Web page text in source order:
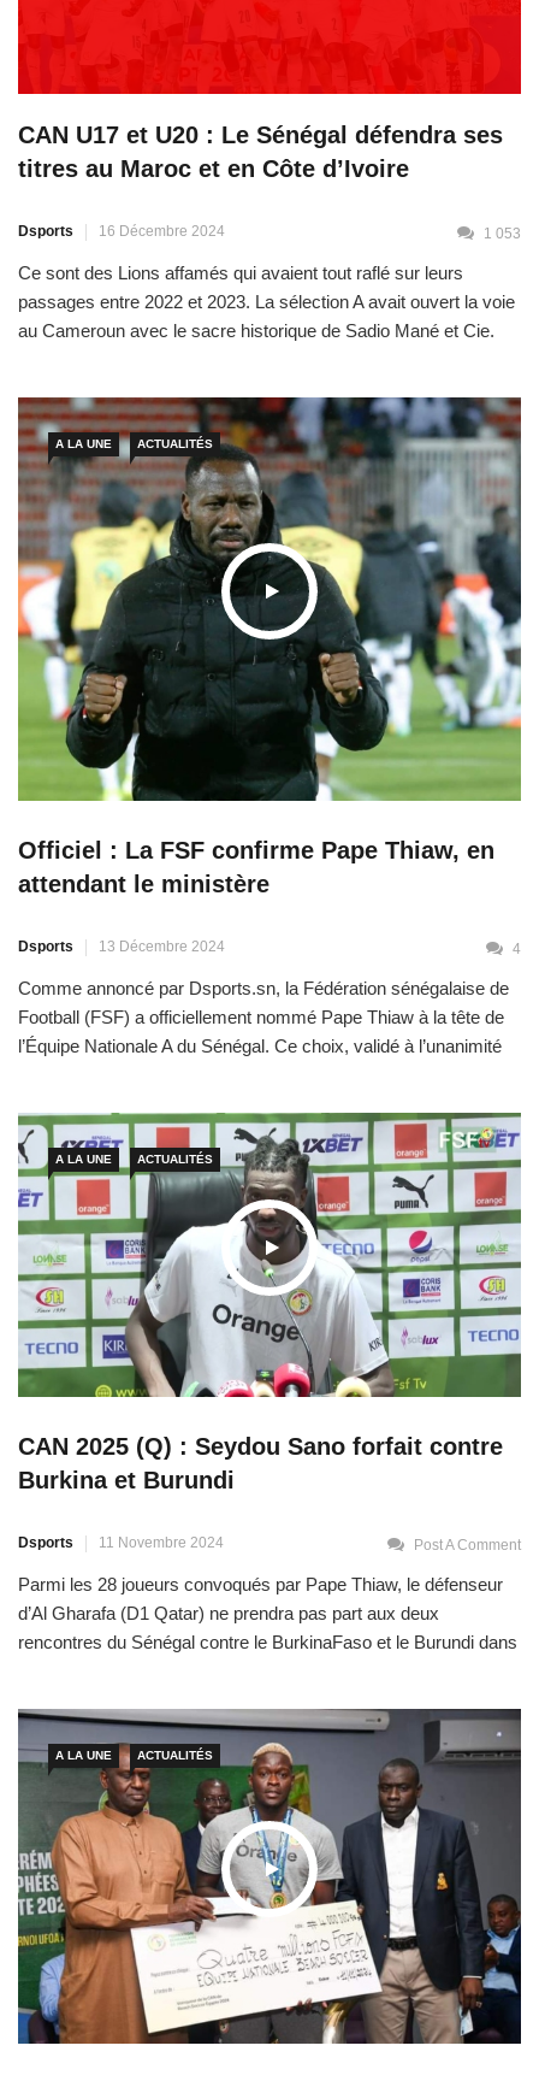
CAN U17 et U20 : Le Sénégal défendra ses
titres au Maroc et en Côte d’Ivoire
Dsports 16 Décembre 2024 1 053
Ce sont des Lions affamés qui avaient tout raflé sur leurs
passages entre 2022 et 2023. La sélection A avait ouvert la voie
au Cameroun avec le sacre historique de Sadio Mané et Cie.
A LA UNE ACTUALITÉS
Officiel : La FSF confirme Pape Thiaw, en
attendant le ministère
Dsports 13 Décembre 2024 4
Comme annoncé par Dsports.sn, la Fédération sénégalaise de
Football (FSF) a officiellement nommé Pape Thiaw à la tête de
l’Équipe Nationale A du Sénégal. Ce choix, validé à l’unanimité
notamment une victoire au CHAN et une qualification
convaincante pour
A LA UNE ACTUALITÉS
CAN 2025 (Q) : Seydou Sano forfait contre
Burkina et Burundi
Dsports 11 Novembre 2024 Post A Comment
Parmi les 28 joueurs convoqués par Pape Thiaw, le défenseur
d’Al Gharafa (D1 Qatar) ne prendra pas part aux deux
rencontres du Sénégal contre le BurkinaFaso et le Burundi dans
reçu ce vendredi 8 novembre […]
A LA UNE ACTUALITÉS